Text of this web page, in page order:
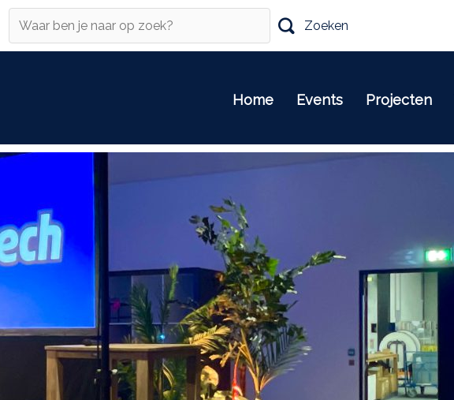
Zoeken
Home Events Projecten